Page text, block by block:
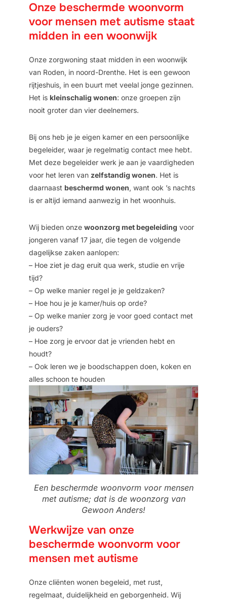
Onze beschermde woonvorm
voor mensen met autisme staat
midden in een woonwijk
Onze zorgwoning staat midden in een woonwijk
van Roden, in noord-Drenthe. Het is een gewoon
rijtjeshuis, in een buurt met veelal jonge gezinnen.
Het is kleinschalig wonen: onze groepen zijn
nooit groter dan vier deelnemers.
Bij ons heb je je eigen kamer en een persoonlijke
begeleider, waar je regelmatig contact mee hebt.
Met deze begeleider werk je aan je vaardigheden
voor het leren van zelfstandig wonen. Het is
daarnaast beschermd wonen, want ook ’s nachts
is er altijd iemand aanwezig in het woonhuis.
Wij bieden onze woonzorg met begeleiding voor
jongeren vanaf 17 jaar, die tegen de volgende
dagelijkse zaken aanlopen:
– Hoe ziet je dag eruit qua werk, studie en vrije
tijd?
– Op welke manier regel je je geldzaken?
– Hoe hou je je kamer/huis op orde?
– Op welke manier zorg je voor goed contact met
je ouders?
– Hoe zorg je ervoor dat je vrienden hebt en
houdt?
– Ook leren we je boodschappen doen, koken en
alles schoon te houden
Een beschermde woonvorm voor mensen
met autisme; dat is de woonzorg van
Gewoon Anders!
Werkwijze van onze
beschermde woonvorm voor
mensen met autisme
Onze cliënten wonen begeleid, met rust,
regelmaat, duidelijkheid en geborgenheid. Wij